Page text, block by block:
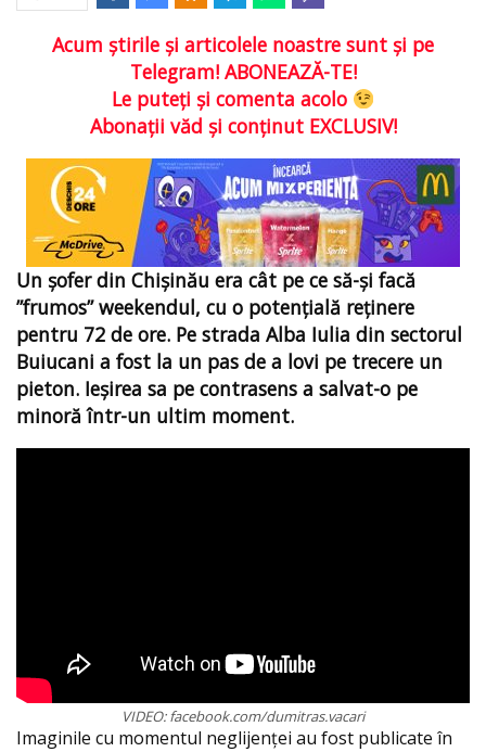
Acum ştirile şi articolele noastre sunt şi pe
Telegram! ABONEAZĂ-TE!
Le puteţi şi comenta acolo
Abonaţii văd şi conţinut EXCLUSIV!
Un șofer din Chișinău era cât pe ce să-și facă
”frumos” weekendul, cu o potențială reținere
pentru 72 de ore. Pe strada Alba Iulia din sectorul
Buiucani a fost la un pas de a lovi pe trecere un
pieton. Ieșirea sa pe contrasens a salvat-o pe
minoră într-un ultim moment.
VIDEO: facebook.com/dumitras.vacari
Imaginile cu momentul neglijenței au fost publicate în